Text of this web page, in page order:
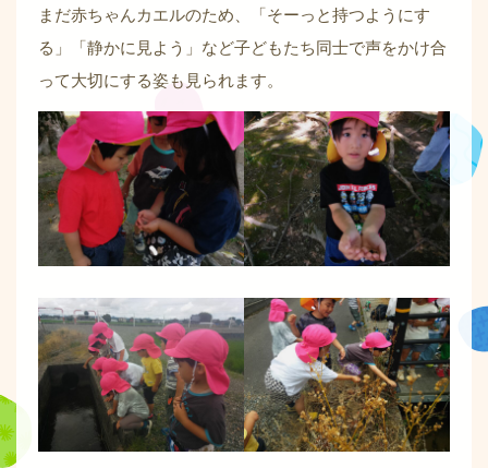
まだ赤ちゃんカエルのため、「そーっと持つようにす
る」「静かに見よう」など子どもたち同士で声をかけ合
って大切にする姿も見られます。